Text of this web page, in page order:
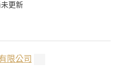
更新
限公司